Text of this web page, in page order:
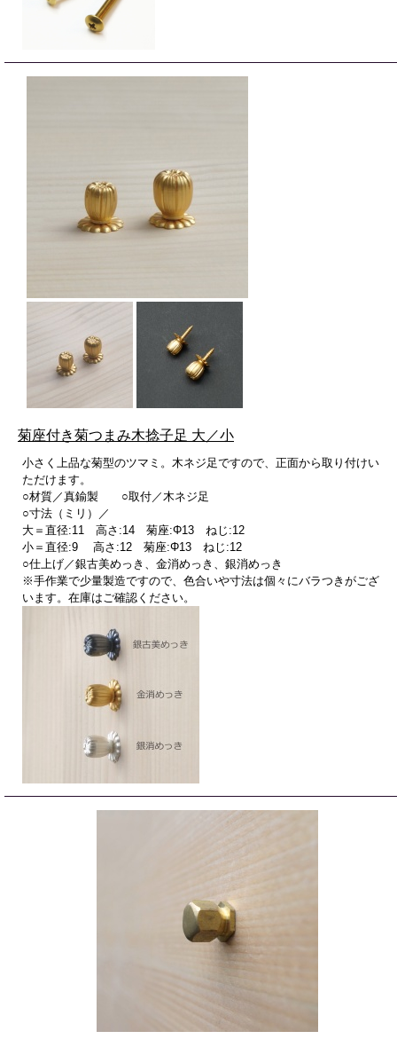
菊座付き菊つまみ木捻子足 大／小
小さく上品な菊型のツマミ。木ネジ足ですので、正面から取り付けい
ただけます。
○材質／真鍮製 ○取付／木ネジ足
○寸法（ミリ）／
大＝直径:11 高さ:14 菊座:Φ13 ねじ:12
小＝直径:9 高さ:12 菊座:Φ13 ねじ:12
○仕上げ／銀古美めっき、金消めっき、銀消めっき
※手作業で少量製造ですので、色合いや寸法は個々にバラつきがござ
います。在庫はご確認ください。